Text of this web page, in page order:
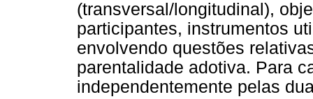
(transversal/longitudinal),
participantes, instrumentos
envolvendo questões
parentalidade adotiva. Para
independentemente pelas